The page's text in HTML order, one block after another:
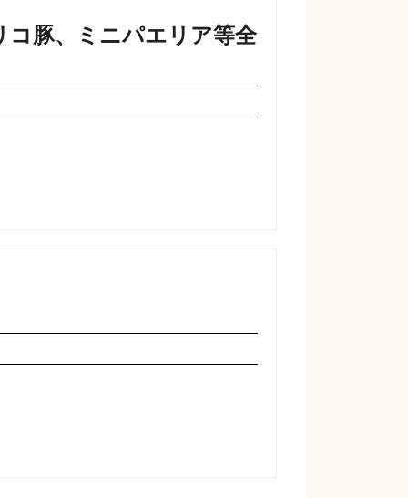
豚、ミニパエリア等全